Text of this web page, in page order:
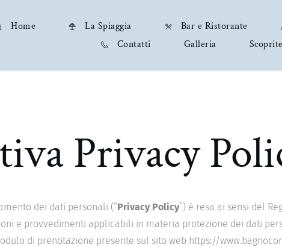
Home La Spiaggia Bar e Ristorante
Contatti
Galleria
Privacy
dei dati personali (“Privacy Policy”) è resa ai sensi del
e provvedimenti applicabili in materia protezione dei dati
di prenotazione presente sul sito web https://